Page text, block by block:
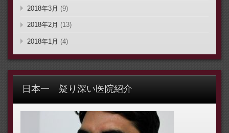
2018年3月 (9)
2018年2月 (13)
2018年1月 (4)
日本一 疑り深い医院紹介